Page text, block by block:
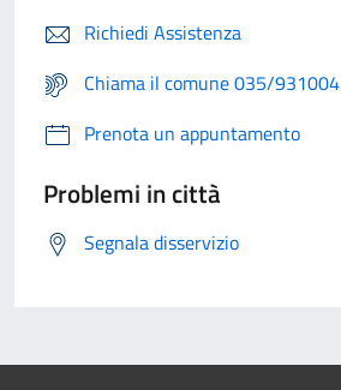
Richiedi Assistenza
Chiama il comune 035/931004
Prenota un appuntamento
Problemi in città
Segnala disservizio